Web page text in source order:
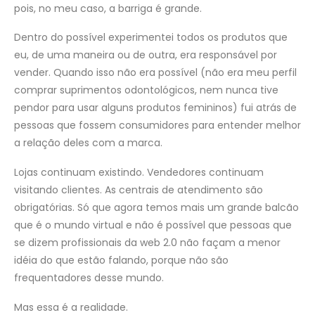
pois, no meu caso, a barriga é grande.
Dentro do possível experimentei todos os produtos que
eu, de uma maneira ou de outra, era responsável por
vender. Quando isso não era possível (não era meu perfil
comprar suprimentos odontológicos, nem nunca tive
pendor para usar alguns produtos femininos) fui atrás de
pessoas que fossem consumidores para entender melhor
a relação deles com a marca.
Lojas continuam existindo. Vendedores continuam
visitando clientes. As centrais de atendimento são
obrigatórias. Só que agora temos mais um grande balcão
que é o mundo virtual e não é possível que pessoas que
se dizem profissionais da web 2.0 não façam a menor
idéia do que estão falando, porque não são
frequentadores desse mundo.
Mas essa é a realidade.